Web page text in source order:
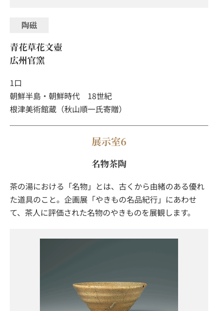
陶磁
青花草花文壺
広州官窯
1口
朝鮮半島・朝鮮時代 18世紀
根津美術館蔵（秋山順一氏寄贈）
展示室6
名物茶陶
茶の湯における「名物」とは、古くから由緒のある優れ
た道具のこと。企画展「やきもの名品紀行」にあわせ
て、茶人に評価された名物のやきものを展観します。